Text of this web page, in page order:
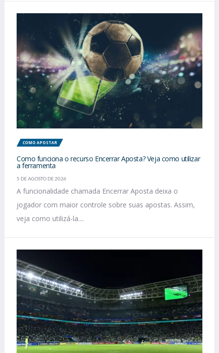
COMO APOSTAR
Como funciona o recurso Encerrar Aposta? Veja como utilizar
a ferramenta
5 DE AGOSTO DE 2026
A funcionalidade chamada Encerrar Aposta deixa o
jogador com maior controle sobre suas apostas. Assim,
veja como utilizá-la....